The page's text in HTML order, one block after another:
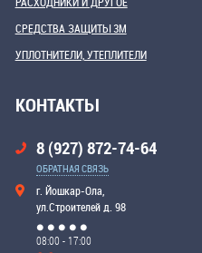
СРЕДСТВА ЗАЩИТЫ 3М
УПЛОТНИТЕЛИ, УТЕПЛИТЕЛИ
КОНТАКТЫ
8 (927) 872-74-64
ОБРАТНАЯ СВЯЗЬ
г. Йошкар-Ола,
ул.Строителей д. 98
08:00 - 17:00